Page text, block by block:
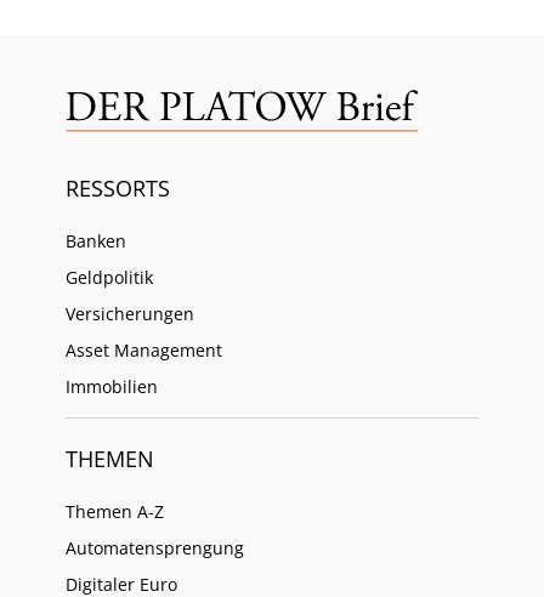
RESSORTS
Banken
Geldpolitik
Versicherungen
Asset Management
Immobilien
THEMEN
Themen A-Z
Automatensprengung
Digitaler Euro